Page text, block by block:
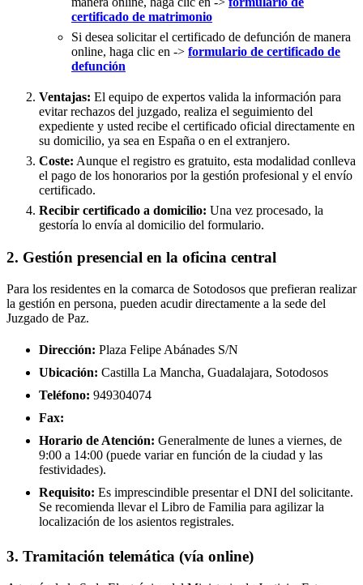
certificado de matrimonio
Si desea solicitar el certificado de defunción de manera
online, haga clic en -> formulario de certificado de
defunción
Ventajas: El equipo de expertos valida la información para
evitar rechazos del juzgado, realiza el seguimiento del
expediente y usted recibe el certificado oficial directamente en
su domicilio, ya sea en España o en el extranjero.
Coste: Aunque el registro es gratuito, esta modalidad conlleva
el pago de los honorarios por la gestión profesional y el envío
certificado.
Recibir certificado a domicilio: Una vez procesado, la
gestoría lo envía al domicilio del formulario.
2. Gestión presencial en la oficina central
Para los residentes en la comarca de Sotodosos que prefieran realizar
la gestión en persona, pueden acudir directamente a la sede del
Juzgado de Paz.
Dirección: Plaza Felipe Abánades S/N
Ubicación: Castilla La Mancha, Guadalajara, Sotodosos
Teléfono: 949304074
Fax:
Horario de Atención: Generalmente de lunes a viernes, de
9:00 a 14:00 (puede variar en función de la ciudad y las
festividades).
Requisito: Es imprescindible presentar el DNI del solicitante.
Se recomienda llevar el Libro de Familia para agilizar la
localización de los asientos registrales.
3. Tramitación telemática (vía online)